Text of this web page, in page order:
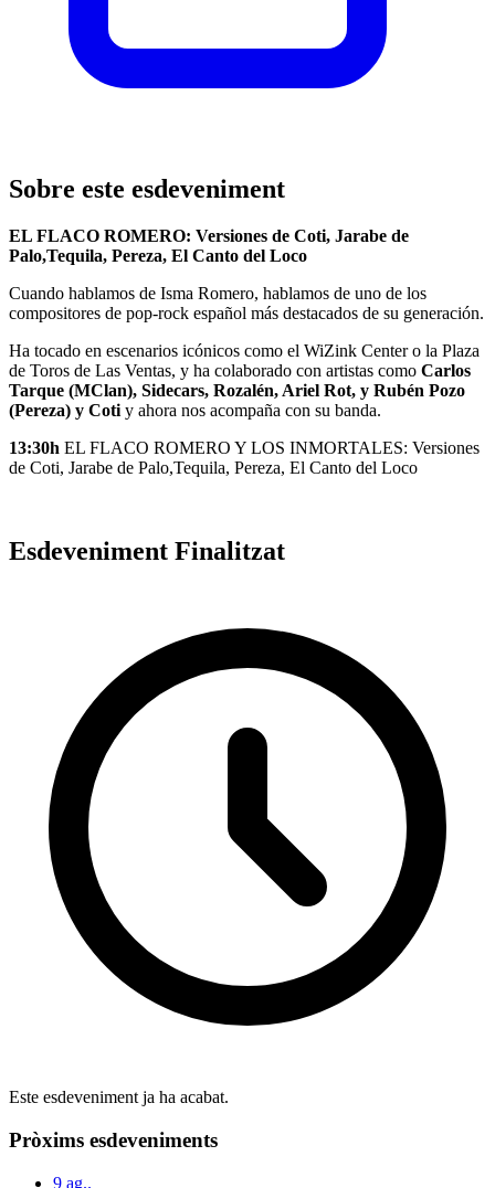
Sobre este esdeveniment
EL FLACO ROMERO: Versiones de Coti, Jarabe de
Palo,Tequila, Pereza, El Canto del Loco
Cuando hablamos de Isma Romero, hablamos de uno de los
compositores de pop-rock español más destacados de su generación.
Ha tocado en escenarios icónicos como el WiZink Center o la Plaza
de Toros de Las Ventas, y ha colaborado con artistas como Carlos
Tarque (MClan), Sidecars, Rozalén, Ariel Rot, y Rubén Pozo
(Pereza) y Coti y ahora nos acompaña con su banda.
13:30h EL FLACO ROMERO Y LOS INMORTALES: Versiones
de Coti, Jarabe de Palo,Tequila, Pereza, El Canto del Loco
Esdeveniment Finalitzat
Este esdeveniment ja ha acabat.
Pròxims esdeveniments
9 ag..